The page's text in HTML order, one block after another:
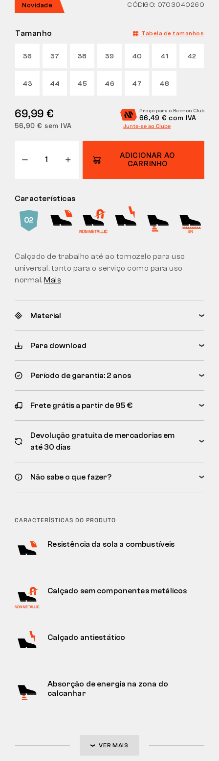
ARTIGOS
LABORATÓRIO BENNON
LOJA COM BISTRÔ
Novidade CÓDIGO: 0703040260
Tamanho Tabela de tamanhos
36 37 38 39 40 41 42
43 44 45 46 47 48
69,99 €
56,90 € sem IVA
Preço para o Bennon Club
66,49 € com IVA
Junte-se ao Clube
ADICIONAR AO
CARRINHO
Características
Calçado de trabalho até ao tornozelo para uso
universal, tanto para o serviço como para uso
normal. Mais
Material
Para download
Período de garantia: 2 anos
Frete grátis a partir de 95 €
Devolução gratuita de mercadorias em
até 30 dias
Não sabe o que fazer?
CARACTERÍSTICAS DO PRODUTO
Resistência da sola a combustíveis
Calçado sem componentes metálicos
Calçado antiestático
Absorção de energia na zona do
calcanhar
VER MAIS